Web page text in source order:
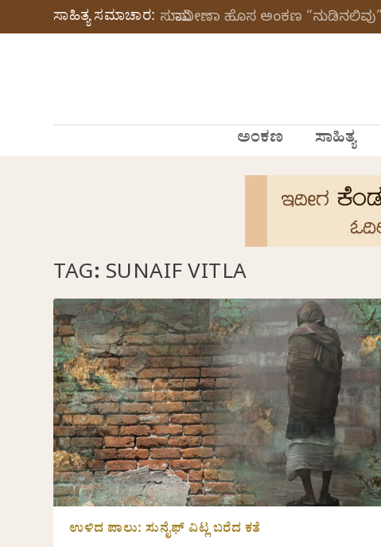
ಸಾಹಿತ್ಯ ಸಮಾಚಾರ: ಸುಮಾವೀಣಾ ಹೊಸ ಅಂಕಣ
ಅಂಕಣ ಸಾಹಿತ್ಯ
TAG: SUNAIF VITLA
ಉಳಿದ ಪಾಲು: ಸುನೈಫ್ ವಿಟ್ಲ ಬರೆದ ಕತೆ